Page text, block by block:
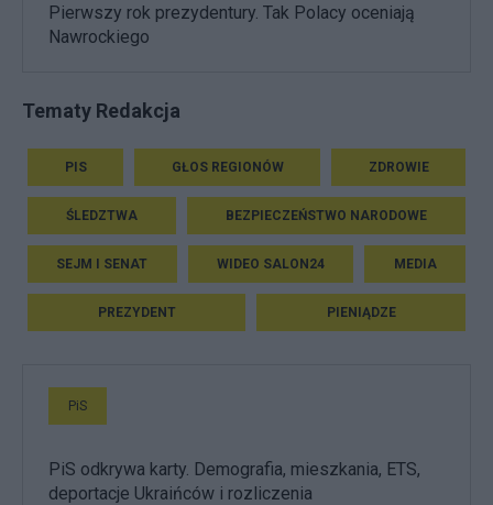
Pierwszy rok prezydentury. Tak Polacy oceniają
Nawrockiego
Tematy Redakcja
PIS GŁOS REGIONÓW ZDROWIE
ŚLEDZTWA BEZPIECZEŃSTWO NARODOWE
SEJM I SENAT WIDEO SALON24 MEDIA
PREZYDENT PIENIĄDZE
PiS
PiS odkrywa karty. Demografia, mieszkania, ETS,
deportacje Ukraińców i rozliczenia